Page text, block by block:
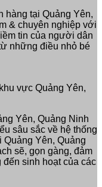
hàng tại Quảng Yên,
& chuyên nghiệp với
tin của người dân
những điều nhỏ bé
vực Quảng Yên,
Yên, Quảng Ninh
sâu sắc về hệ thống
Yên, Quảng
sẽ, gọn gàng, đảm
sinh hoạt của các